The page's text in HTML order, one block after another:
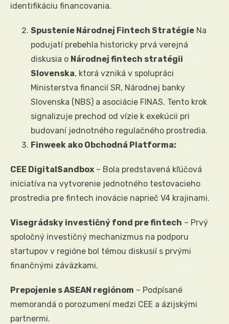
identifikáciu financovania.
Spustenie Národnej Fintech Stratégie Na
podujatí prebehla historicky prvá verejná
diskusia o Národnej fintech stratégii
Slovenska, ktorá vzniká v spolupráci
Ministerstva financií SR, Národnej banky
Slovenska (NBS) a asociácie FINAS. Tento krok
signalizuje prechod od vízie k exekúcii pri
budovaní jednotného regulačného prostredia.
Finweek ako Obchodná Platforma:
CEE DigitalSandbox – Bola predstavená kľúčová
iniciatíva na vytvorenie jednotného testovacieho
prostredia pre fintech inovácie naprieč V4 krajinami.
Visegrádsky investičný fond pre fintech – Prvý
spoločný investičný mechanizmus na podporu
startupov v regióne bol témou diskusií s prvými
finančnými záväzkami.
Prepojenie s ASEAN regiónom – Podpísané
memorandá o porozumení medzi CEE a ázijskými
partnermi.